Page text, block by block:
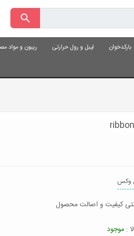
بارکدخوان لیبل و رول حرارتی ریبون و مواد
وکس
کیفیت و اصالت محصول
: موجود